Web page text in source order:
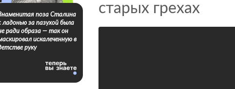
старых грехах
поза Сталина
ладонью за пазухой была
ради образа — так он
искалеченную в
руку